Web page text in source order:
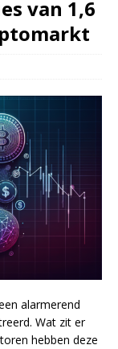
van 1,6
alarmerend
Wat zit er
hebben deze